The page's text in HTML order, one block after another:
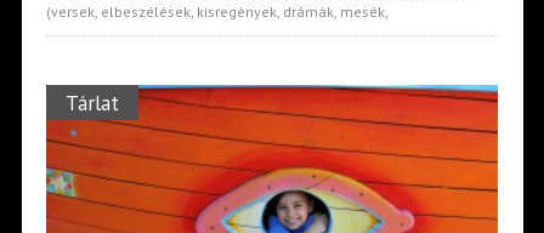
(versek, elbeszélések, kisregények, drámák, mesék,
Tárlat